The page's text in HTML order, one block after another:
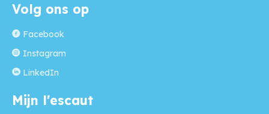
Volg ons op
Facebook
Instagram
LinkedIn
Mijn l'escaut